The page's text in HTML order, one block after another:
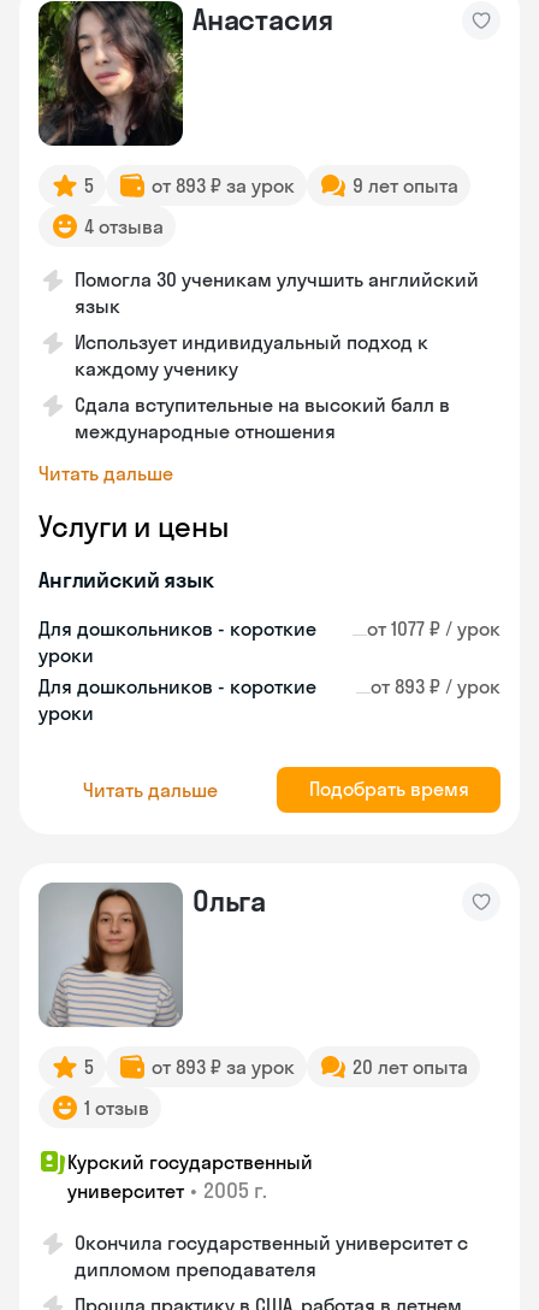
Анастасия
5 от 893 ₽ за урок
9 лет опыта
4 отзыва
Помогла 30 ученикам улучшить английский
язык
Использует индивидуальный подход к
каждому ученику
Сдала вступительные на высокий балл в
международные отношения
Читать дальше
Услуги и цены
Английский язык
Для дошкольников - короткие
уроки
от 1077 ₽ / урок
Для дошкольников - короткие
уроки
от 893 ₽ / урок
Читать дальше Подобрать время
Ольга
5 от 893 ₽ за урок
20 лет опыта
1 отзыв
Курский государственный
университет • 2005 г.
Окончила государственный университет с
дипломом преподавателя
Прошла практику в США, работая в летнем